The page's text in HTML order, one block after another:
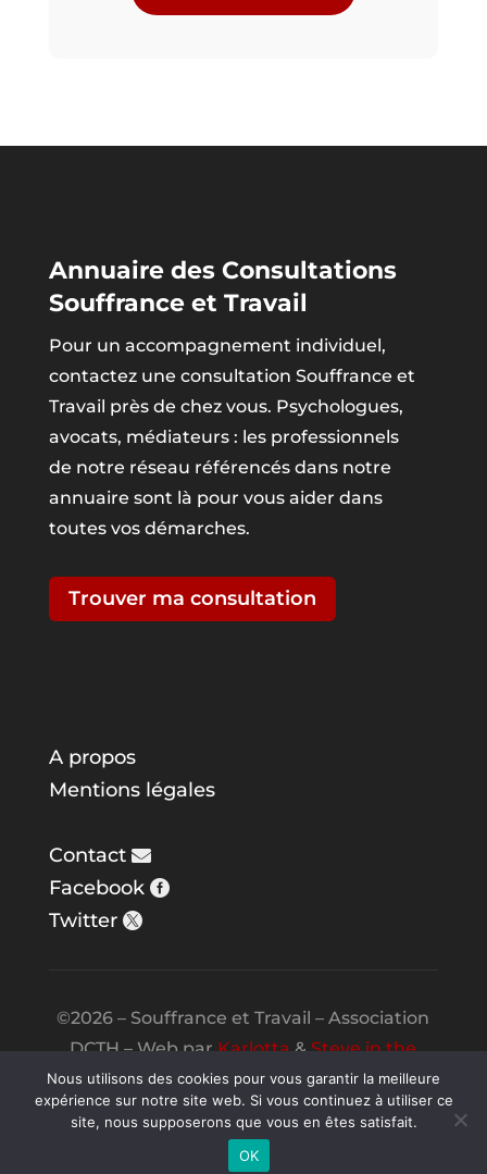
Annuaire des Consultations
Souffrance et Travail
Pour un accompagnement individuel,
contactez une consultation Souffrance et
Travail près de chez vous. Psychologues,
avocats, médiateurs : les professionnels
de notre réseau référencés dans notre
annuaire sont là pour vous aider dans
toutes vos démarches.
Trouver ma consultation
A propos
Mentions légales
Contact
Facebook
Twitter
©2026 – Souffrance et Travail – Association
DCTH – Web parKarlotta&Steve in the
Night
Nous utilisons des cookies pour vous garantir la meilleure
expérience sur notre site web. Si vous continuez à utiliser ce
site, nous supposerons que vous en êtes satisfait.
OK